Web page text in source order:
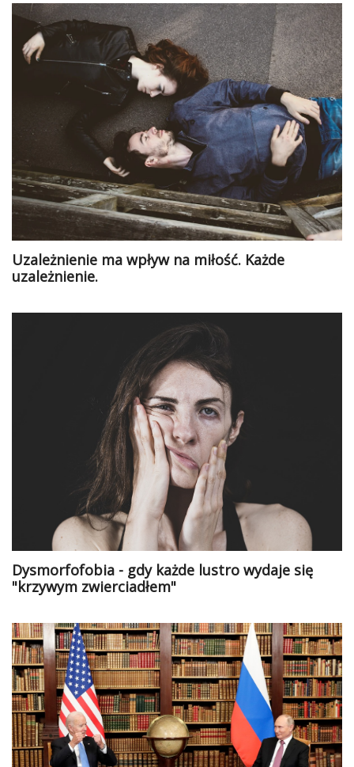
Uzależnienie ma wpływ na miłość. Każde
uzależnienie.
Dysmorfofobia - gdy każde lustro wydaje się
"krzywym zwierciadłem"